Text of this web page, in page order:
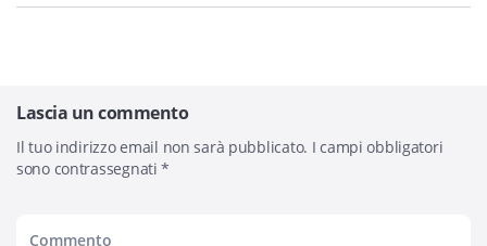
Lascia un commento
Il tuo indirizzo email non sarà pubblicato. I campi obbligatori
sono contrassegnati*